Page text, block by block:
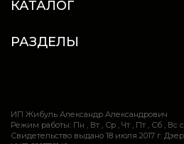
КАТАЛОГ
РАЗДЕЛЫ
ИП Жибуль Александр Александрович
Режим работы: Пн , Вт , Ср , Чт , Пт , Сб , Вс c
Свидетельство выдано 18 июля 2017 г.